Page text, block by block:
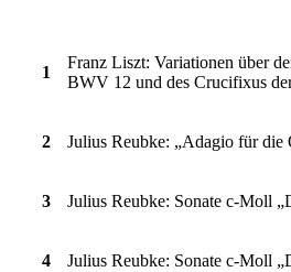
1
Franz Liszt: Variationen über
BWV 12 und des Crucifixus
2 Julius Reubke: „Adagio für die
3 Julius Reubke: Sonate c-Moll
4 Julius Reubke: Sonate c-Moll